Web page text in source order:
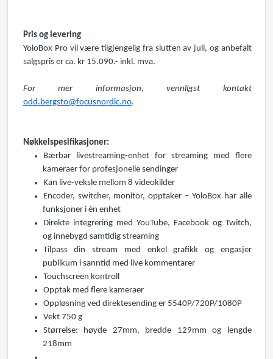
Pris og levering
YoloBox Pro vil være tilgjengelig fra slutten av juli, og anbefalt
salgspris er ca. kr 15.090.- inkl. mva.
For mer informasjon, vennligst kontakt
odd.bergsto@focusnordic.no.
Nøkkelspesifikasjoner:
Bærbar livestreaming-enhet for streaming med flere
kameraer for profesjonelle sendinger
Kan live-veksle mellom 8 videokilder
Encoder, switcher, monitor, opptaker – YoloBox har alle
funksjoner i én enhet
Direkte integrering med YouTube, Facebook og Twitch,
og innebygd samtidig streaming
Tilpass din stream med enkel grafikk og engasjer
publikum i sanntid med live kommentarer
Touchscreen kontroll
Opptak med flere kameraer
Oppløsning ved direktesending er 5540P/720P/1080P
Vekt 750 g
Størrelse: høyde 27mm, bredde 129mm og lengde
218mm